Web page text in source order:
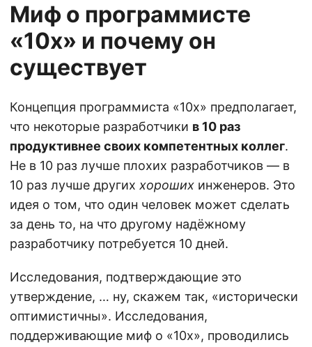
Миф о программисте
«10х» и почему он
существует
Концепция программиста «10х» предполагает,
что некоторые разработчики в 10 раз
продуктивнее своих компетентных коллег.
Не в 10 раз лучше плохих разработчиков — в
10 раз лучше других хороших инженеров. Это
идея о том, что один человек может сделать
за день то, на что другому надёжному
разработчику потребуется 10 дней.
Исследования, подтверждающие это
утверждение, … ну, скажем так, «исторически
оптимистичны». Исследования,
поддерживающие миф о «10х», проводились